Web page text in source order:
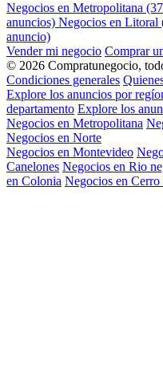
Negocios en Metropolitana
anuncios) Negocios en Litoral
anuncio)
Vender mi negocio Comprar
© 2026 Compratunegocio,
Condiciones generales
Explore los anuncios por
departamento Explore los
Negocios en Metropolitana
Negocios en Norte
Negocios en Montevideo
Canelones Negocios en Rio
en Colonia Negocios en